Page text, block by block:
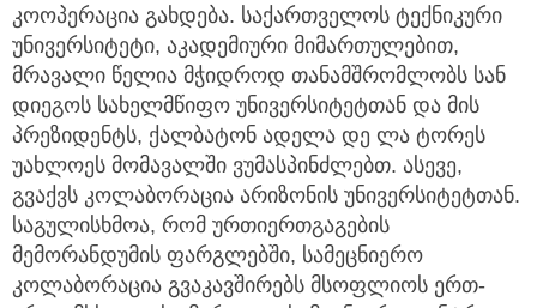
უნივერსიტეტი, აკადემიური მიმართულებით,
მრავალი წელია მჭიდროდ თანამშრომლობს სან
დიეგოს სახელმწიფო უნივერსიტეტთან და მის
პრეზიდენტს, ქალბატონ ადელა დე ლა ტორეს
უახლოეს მომავალში ვუმასპინძლებთ. ასევე,
გვაქვს კოლაბორაცია არიზონის უნივერსიტეტთან.
საგულისხმოა, რომ ურთიერთგაგების
მემორანდუმის ფარგლებში, სამეცნიერო
კოლაბორაცია გვაკავშირებს მსოფლიოს ერთ-
ერთ უმსხვილეს ამერიკულ სამეცნიერო ცენტრ